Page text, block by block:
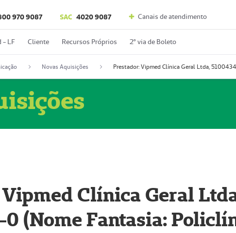
970 9087 SAC 4020 9087 Canais de atendimento
- LF Cliente Recursos Próprios 2º via de Boleto
Novas Aquisições
Clínica Geral
(Nome Fantasia: